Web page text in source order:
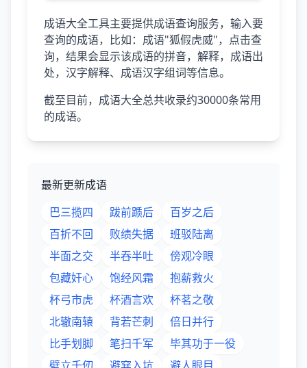
成语大全工具主要提供成语查询服务，输入要
查询的成语，比如：成语"狐假虎威"，点击查
询，结果会显示该成语的拼音，解释，成语出
处，汉字解释、成语汉字组词等信息。
截至目前，成语大全总共收录约30000条常用
的成语。
最新更新成语
巴三揽四
跋前踬后
百岁之后
百折不回
败绩失据
班驳陆离
半面之交
半吞半吐
傍观冷眼
包藏奸心
饱经风霜
抱薪救火
杯弓市虎
杯酒言欢
杯茗之敬
北辙南辕
背若芒刺
倍日并行
比手划脚
笔扫千军
毕其功于一役